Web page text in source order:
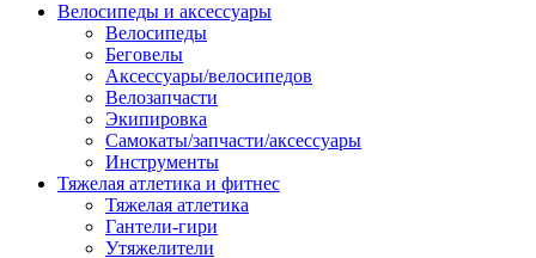
Велосипеды и аксессуары
Велосипеды
Беговелы
Аксессуары/велосипедов
Велозапчасти
Экипировка
Самокаты/запчасти/аксессуары
Инструменты
Тяжелая атлетика и фитнес
Тяжелая атлетика
Гантели-гири
Утяжелители